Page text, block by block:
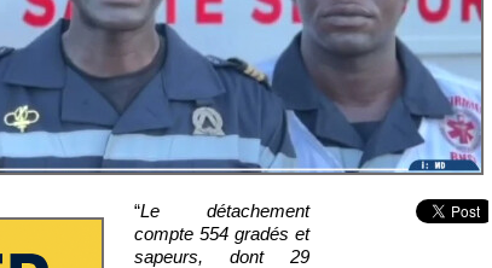
“Le détachement
compte 554 gradés et
sapeurs, dont 29